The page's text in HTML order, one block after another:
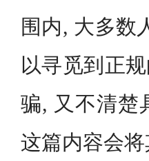
围内, 大多数
以寻觅到正
骗, 又不清楚
这篇内容会